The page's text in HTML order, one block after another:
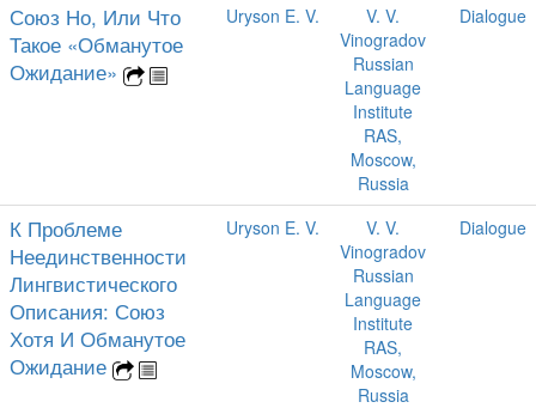
Союз Но, Или Что
Такое «Обманутое
Ожидание»
Uryson E. V.
V. V.
Vinogradov
Russian
Language
Institute
RAS,
Moscow,
Russia
Dialogue
К Проблеме
Неединственности
Лингвистического
Описания: Союз
Хотя И Обманутое
Ожидание
Uryson E. V.
V. V.
Vinogradov
Russian
Language
Institute
RAS,
Moscow,
Russia
Dialogue